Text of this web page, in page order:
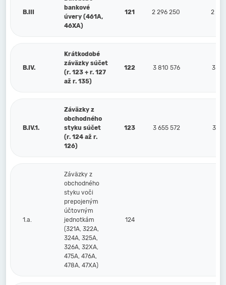
B.III
bankové
úvery (461A,
46XA)
121 2 296 250 2
B.IV.
Krátkodobé
záväzky súčet
(r. 123 + r. 127
až r. 135)
122 3 810 576 3
B.IV.1.
Záväzky z
obchodného
styku súčet
(r. 124 až r.
126)
123 3 655 572 3
1.a.
Záväzky z
obchodného
styku voči
prepojeným
účtovným
jednotkám
(321A, 322A,
324A, 325A,
326A, 32XA,
475A, 476A,
478A, 47XA)
124